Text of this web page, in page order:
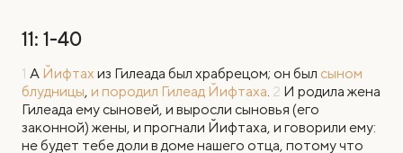
11: 1-40
1 А Йифтах из Гилеада был храбрецом; он был сыном
блудницы, и породил Гилеад Йифтаха. 2 И родила жена
Гилеада ему сыновей, и выросли сыновья (его
законной) жены, и прогнали Йифтаха, и говорили ему:
не будет тебе доли в доме нашего отца, потому что